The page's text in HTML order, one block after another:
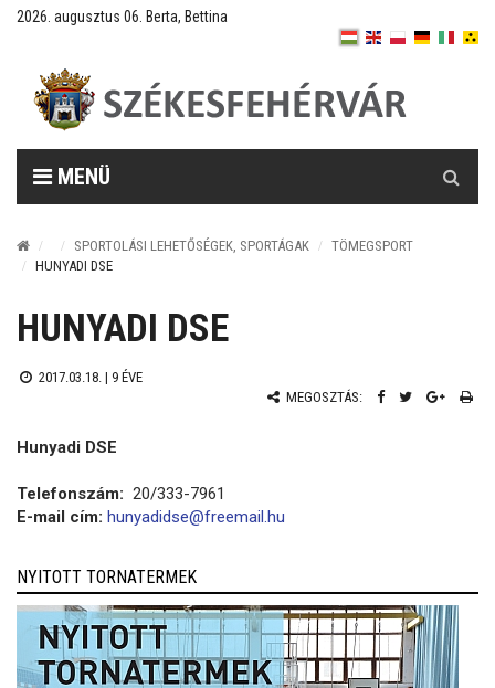
2026. augusztus 06. Berta, Bettina
MENÜ
SPORTOLÁSI LEHETŐSÉGEK, SPORTÁGAK
TÖMEGSPORT
HUNYADI DSE
HUNYADI DSE
2017.03.18. | 9 ÉVE
MEGOSZTÁS:
Hunyadi DSE
Telefonszám: 20/333-7961
E-mail cím: hunyadidse@freemail.hu
NYITOTT TORNATERMEK